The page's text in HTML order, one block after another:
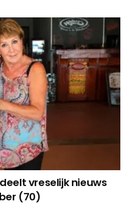
vreselijk nieuws
(70)